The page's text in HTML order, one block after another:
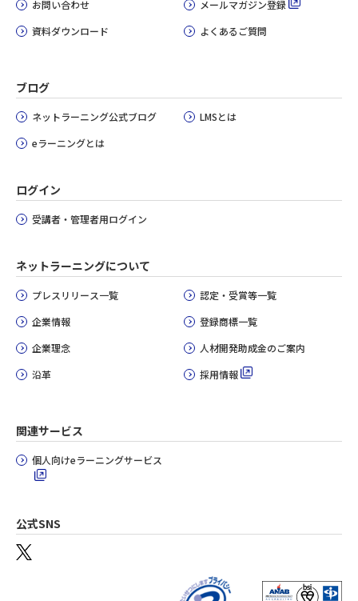
お問い合わせ
資料ダウンロード
メールマガジン登録
よくあるご質問
ブログ
ネットラーニング公式ブログ
eラーニングとは
LMSとは
ログイン
受講者・管理者用ログイン
ネットラーニングについて
プレスリリース一覧
企業情報
企業理念
沿革
認定・受賞等一覧
登録商標一覧
人材開発助成金のご案内
採用情報
関連サービス
個人向けeラーニングサービス
公式SNS